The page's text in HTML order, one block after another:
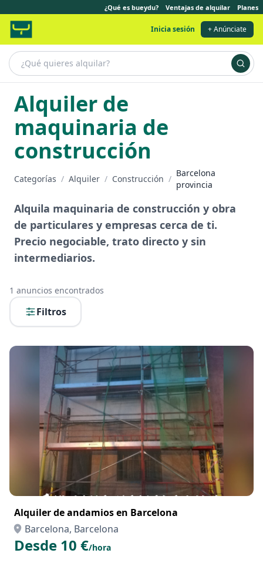
¿Qué es bueydu? Ventajas de alquilar Planes
Inicia sesión + Anúnciate
Alquiler de
maquinaria de
construcción
Categorías / Alquiler / Construcción /
Barcelona
provincia
Alquila maquinaria de construcción y obra
de particulares y empresas cerca de ti.
Precio negociable, trato directo y sin
intermediarios.
1 anuncios encontrados
Filtros
Alquiler de andamios en Barcelona
Barcelona, Barcelona
Desde 10 €/hora